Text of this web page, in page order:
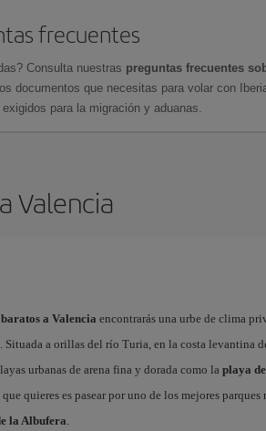
frecuentes
Consulta nuestras preguntas frecuentes
documentos que necesitas para volar con
para la migración y aduanas.
Valencia
a Valencia encontrarás una urbe de clima
Situada a orillas del río Turia, en la costa levantina
urbanas de arena fina y dorada como laplaya
quieres es pasear por uno de los mejores parques
la Albufera.